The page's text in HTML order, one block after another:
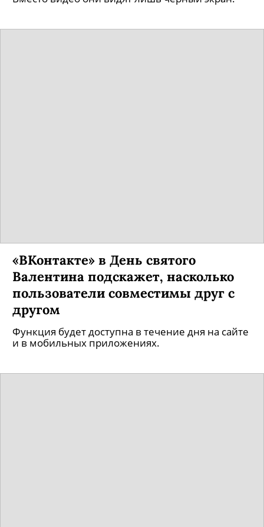
«ВКонтакте» в День святого
Валентина подскажет, насколько
пользователи совместимы друг с
другом
Функция будет доступна в течение дня на сайте
и в мобильных приложениях.